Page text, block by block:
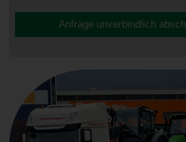
Anfrage unverbindlich